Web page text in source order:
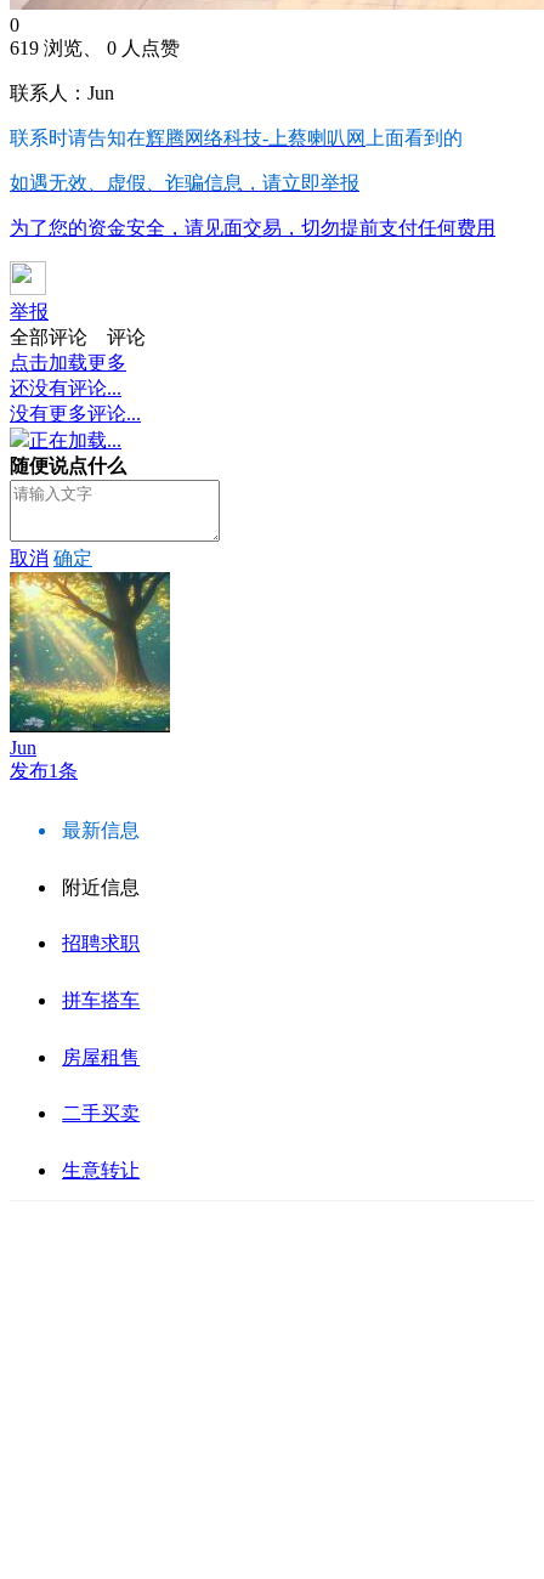
0
619 浏览、 0 人点赞
联系人：Jun
联系时请告知在辉腾网络科技-上蔡喇叭网 上面看到的
如遇无效、虚假、诈骗信息，请立即举报
为了您的资金安全，请见面交易，切勿提前支付任何费用
举报
全部评论
评论
点击加载更多
还没有评论...
没有更多评论...
正在加载...
随便说点什么
取消 确定
Jun
发布1条
最新信息
附近信息
招聘求职
拼车搭车
房屋租售
二手买卖
生意转让